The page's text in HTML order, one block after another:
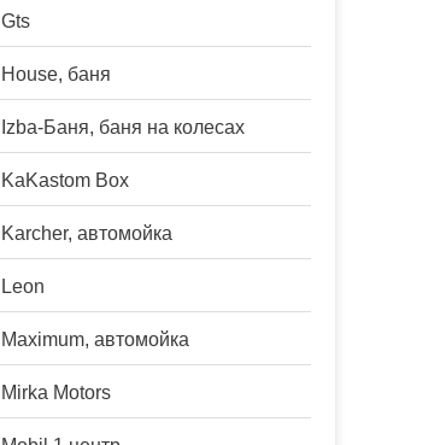
Gts
House, баня
Izba-Баня, баня на колесах
KaKastom Box
Karcher, автомойка
Leon
Maximum, автомойка
Mirka Motors